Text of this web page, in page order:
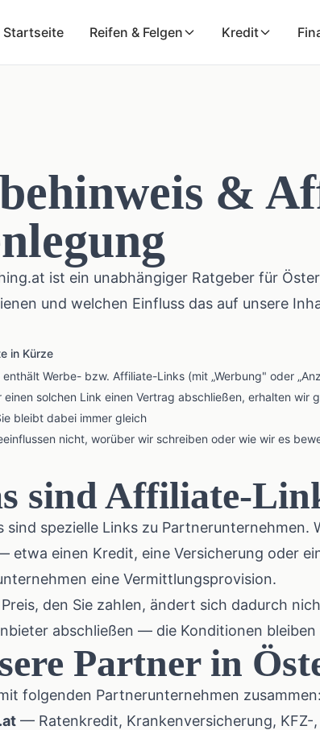
Startseite Reifen & Felgen Kredit
&
ist ein unabhängiger Ratgeber für
und welchen Einfluss das auf unsere
in Kürze
enthält Werbe- bzw. Affiliate-Links (mit „Werbung" oder
einen solchen Link einen Vertrag abschließen, erhalten wir
bleibt dabei immer gleich
nicht, worüber wir schreiben oder wie wir es
sind Affiliate-
sind spezielle Links zu Partnerunternehmen.
etwa einen Kredit, eine Versicherung oder
eine Vermittlungsprovision.
den Sie zahlen, ändert sich dadurch
abschließen — die Konditionen bleiben
Partner in
folgenden Partnerunternehmen zusammen:
— Ratenkredit, Krankenversicherung, KFZ-